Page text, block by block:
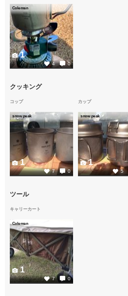
Coleman
4 0
1
クッキング
コップ
snow peak
7 0
1
カップ
snow peak
5
1
ツール
キャリーカート
Coleman
7 0
1